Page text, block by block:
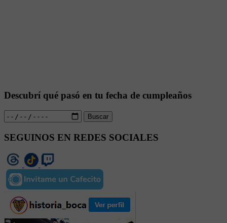
Descubrí qué pasó en tu fecha de cumpleaños
Buscar
SEGUINOS EN REDES SOCIALES